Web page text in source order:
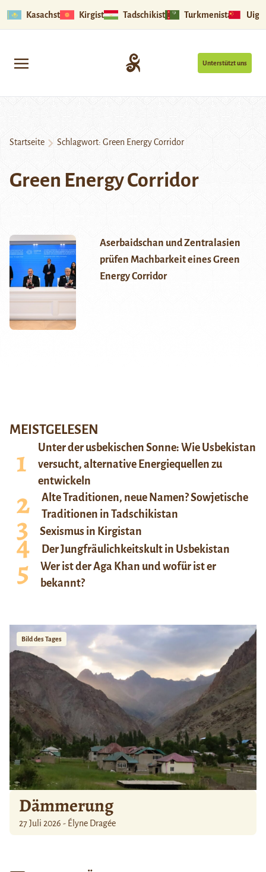
Kasachstan Kirgistan Tadschikistan Turkmenistan
Unterstützt uns
Startseite Schlagwort: Green Energy Corridor
Green Energy Corridor
Aserbaidschan und Zentralasien
prüfen Machbarkeit eines Green
Energy Corridor
MEISTGELESEN
Unter der usbekischen Sonne: Wie Usbekistan
versucht, alternative Energiequellen zu
entwickeln
Alte Traditionen, neue Namen? Sowjetische
Traditionen in Tadschikistan
Sexismus in Kirgistan
Der Jungfräulichkeitskult in Usbekistan
Wer ist der Aga Khan und wofür ist er
bekannt?
Bild des Tages
Dämmerung
27 Juli 2026 - Élyne Dragée